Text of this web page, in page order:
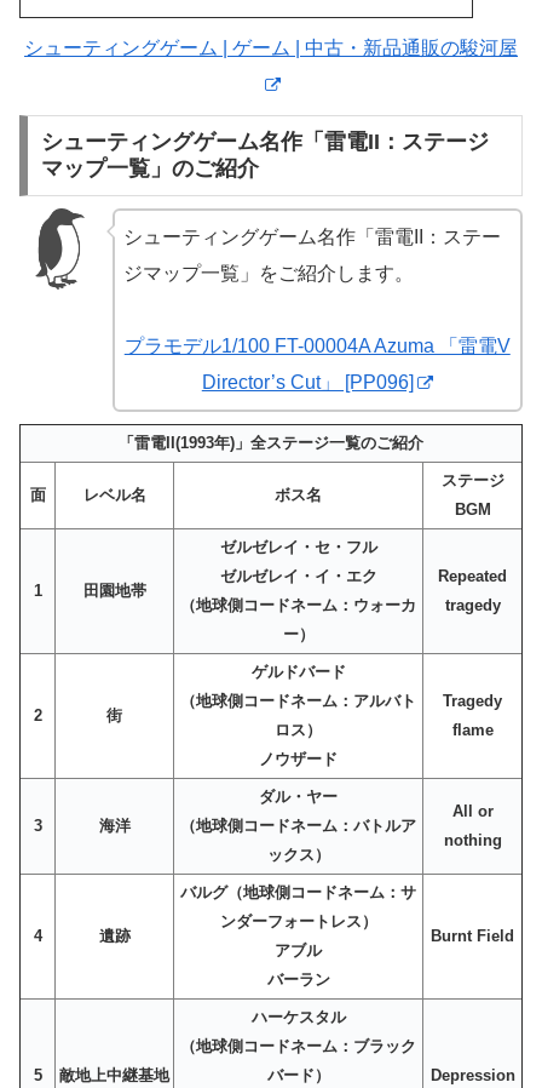
シューティングゲーム | ゲーム | 中古・新品通販の駿河屋
シューティングゲーム名作「雷電II：ステージ
マップ一覧」のご紹介
シューティングゲーム名作「雷電II：ステー
ジマップ一覧」をご紹介します。
プラモデル1/100 FT-00004A Azuma 「雷電V
Director’s Cut」 [PP096]
「雷電II(1993年)」全ステージ一覧のご紹介
面 レベル名 ボス名
ステージ
BGM
1 田園地帯
ゼルゼレイ・セ・フル
ゼルゼレイ・イ・エク
（地球側コードネーム：ウォーカ
ー）
Repeated
tragedy
2 街
ゲルドバード
（地球側コードネーム：アルバト
ロス）
ノウザード
Tragedy
flame
3 海洋
ダル・ヤー
（地球側コードネーム：バトルア
ックス）
All or
nothing
4 遺跡
バルグ（地球側コードネーム：サ
ンダーフォートレス）
アブル
バーラン
Burnt Field
5 敵地上中継基地
ハーケスタル
（地球側コードネーム：ブラック
バード）
Depression